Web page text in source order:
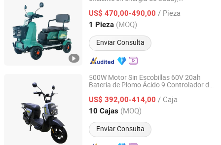
US$ 470,00-490,00 / Pieza
1 Pieza (MOQ)
Enviar Consulta
Shandong, China Desde 2025
500W Motor Sin Escobillas 60V 20ah
Batería de Plomo Ácido 9 Controlador de
35kmphBicicletaEléctricapara
Conducción Diaria en Ciudad
US$ 392,00-414,00 / Caja
10 Cajas (MOQ)
Enviar Consulta
Shenzhen Gravity Technology Co., Ltd.
Guangdong, China Desde 2021